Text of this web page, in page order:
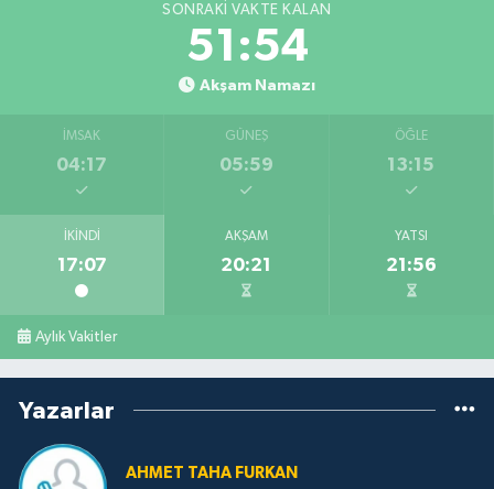
SONRAKI VAKTE KALAN
51:54
Akşam Namazı
İMSAK
04:17
GÜNEŞ
05:59
ÖĞLE
13:15
İKINDI
17:07
AKŞAM
20:21
YATSI
21:56
Aylık Vakitler
Yazarlar
AHMET TAHA FURKAN